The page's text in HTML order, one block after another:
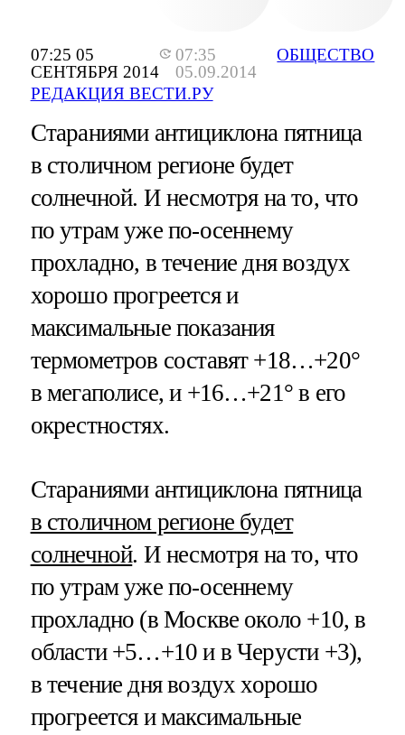
07:25 05
СЕНТЯБРЯ 2014
07:35
05.09.2014
РЕДАКЦИЯ ВЕСТИ.РУ
ОБЩЕСТВО
Стараниями антициклона пятница
в столичном регионе будет
солнечной. И несмотря на то, что
по утрам уже по-осеннему
прохладно, в течение дня воздух
хорошо прогреется и
максимальные показания
термометров составят +18…+20°
в мегаполисе, и +16…+21° в его
окрестностях.
Стараниями антициклона пятница
в столичном регионе будет
солнечной. И несмотря на то, что
по утрам уже по-осеннему
прохладно (в Москве около +10, в
области +5…+10 и в Черусти +3),
в течение дня воздух хорошо
прогреется и максимальные